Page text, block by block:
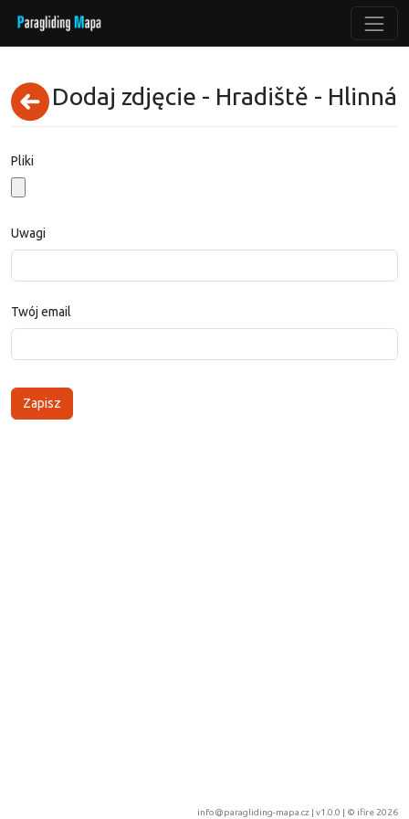
Dodaj zdjęcie - Hradiště - Hlinná
Pliki
Uwagi
Twój email
info@paragliding-mapa.cz | v1.0.0 | © ifire 2026